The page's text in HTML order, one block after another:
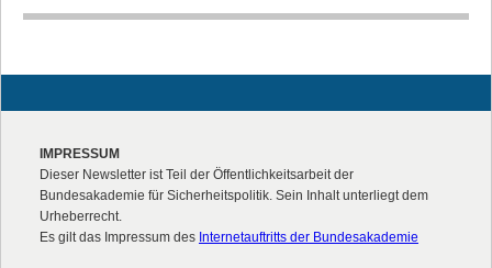
IMPRESSUM
Dieser Newsletter ist Teil der Öffentlichkeitsarbeit der
Bundesakademie für Sicherheitspolitik. Sein Inhalt unterliegt dem
Urheberrecht.
Es gilt das Impressum des Internetauftritts der Bundesakademie